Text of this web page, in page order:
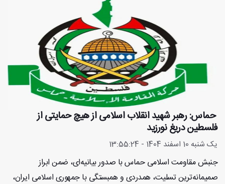
️ حماس: رهبر شهید انقلاب اسلامی از هیچ حمایتی از
فلسطین دریغ نورزید
یک شنبه 10 اسفند 1404 - 13:55:24
جنبش مقاومت اسلامی حماس با صدور بیانیه‌ای، ضمن ابراز
صمیمانه‌ترین تسلیت، همدردی و همبستگی با جمهوری اسلامی ایران،